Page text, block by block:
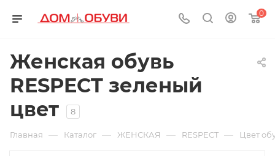
0
Женская обувь
RESPECT зеленый
цвет
8
Главная — Каталог — ЖЕНСКАЯ — RESPECT — Цвет